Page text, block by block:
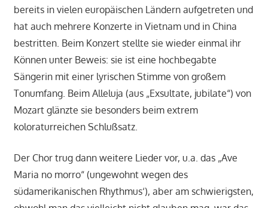
bereits in vielen europäischen Ländern aufgetreten und
hat auch mehrere Konzerte in Vietnam und in China
bestritten. Beim Konzert stellte sie wieder einmal ihr
Können unter Beweis: sie ist eine hochbegabte
Sängerin mit einer lyrischen Stimme von großem
Tonumfang. Beim Alleluja (aus „Exsultate, jubilate“) von
Mozart glänzte sie besonders beim extrem
koloraturreichen Schlußsatz.
Der Chor trug dann weitere Lieder vor, u.a. das „Ave
Maria no morro“ (ungewohnt wegen des
südamerikanischen Rhythmus‘), aber am schwierigsten,